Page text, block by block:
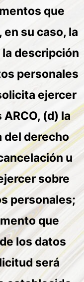
que
su caso, la
descripción
personales
ejercer
(d) la
del derecho
u
sobre
personales;
que
los datos
será